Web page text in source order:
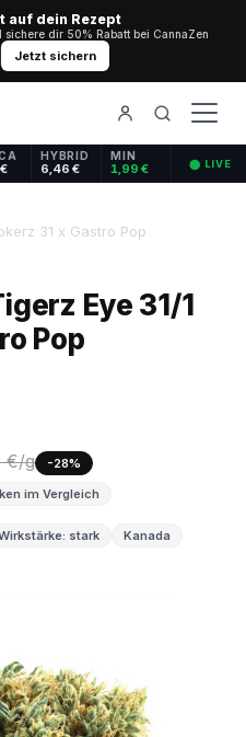
auf dein Rezept
dir 50% Rabatt bei CannaZen
Jetzt sichern
HYBRID
6,46 €
MIN
1,99 € ⬤ LIVE
31 x Gastro Pop
Eye 31/1
Pop
€/g
-28%
im Vergleich
stark
Kanada